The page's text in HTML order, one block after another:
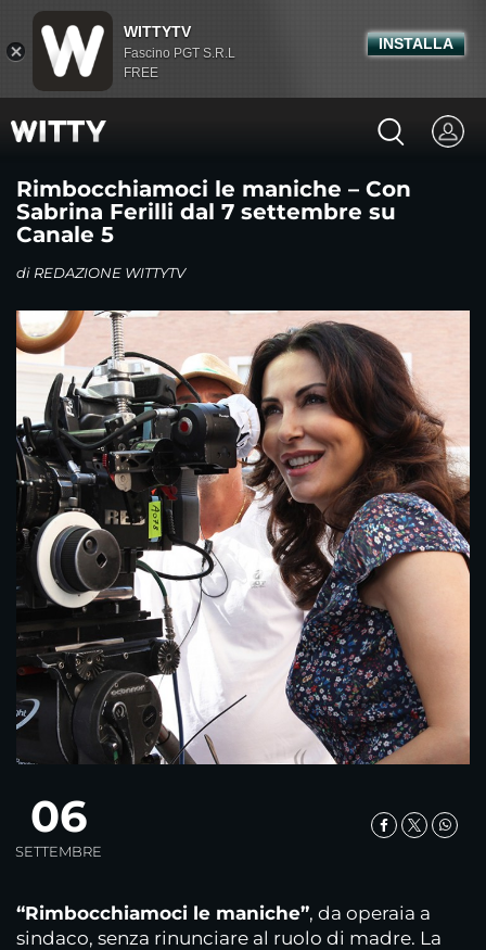
Rimbocchiamoci le maniche – Con
Sabrina Ferilli dal 7 settembre su
Canale 5
di REDAZIONE WITTYTV
06
SETTEMBRE
“Rimbocchiamoci le maniche”, da operaia a
sindaco, senza rinunciare al ruolo di madre. La
WITTYTV
Fascino PGT S.R.L
FREE
INSTALLA